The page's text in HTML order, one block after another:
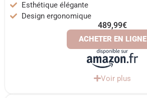
Esthétique élégante
Design ergonomique
489,99€
ACHETER EN LIGNE
Voir plus